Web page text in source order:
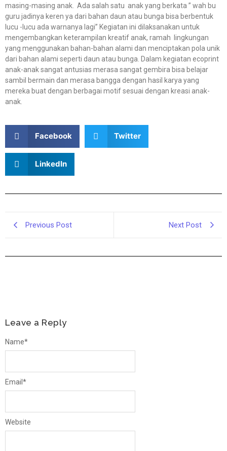
masing-masing anak. Ada salah satu anak yang berkata ” wah bu
guru jadinya keren ya dari bahan daun atau bunga bisa berbentuk
lucu -lucu ada warnanya lagi” Kegiatan ini dilaksanakan untuk
mengembangkan keterampilan kreatif anak, ramah lingkungan
yang menggunakan bahan-bahan alami dan menciptakan pola unik
dari bahan alami seperti daun atau bunga. Dalam kegiatan ecoprint
anak-anak sangat antusias merasa sangat gembira bisa belajar
sambil bermain dan merasa bangga dengan hasil karya yang
mereka buat dengan berbagai motif sesuai dengan kreasi anak-
anak.
Facebook Twitter
LinkedIn
Previous Post Next Post
Leave a Reply
Name*
Email *
Website